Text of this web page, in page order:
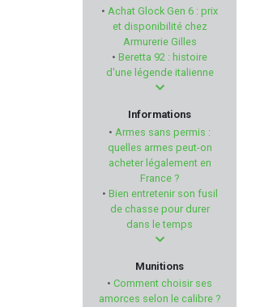
Num'Axes
SOMLYS
RUGER
CUDEMAN
LEBEL
RECKNAGEL
• Achat Glock Gen 6 : prix
et disponibilité chez
Armurerie Gilles
• Beretta 92 : histoire
d'une légende italienne
Informations
• Armes sans permis :
quelles armes peut-on
acheter légalement en
France ?
• Bien entretenir son fusil
de chasse pour durer
dans le temps
Munitions
• Comment choisir ses
amorces selon le calibre ?